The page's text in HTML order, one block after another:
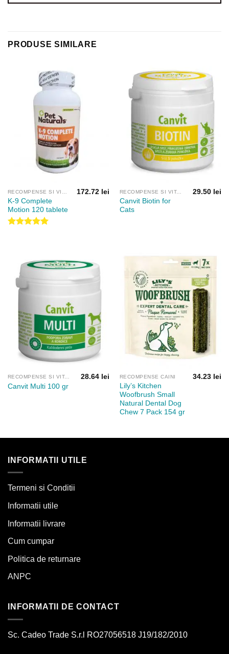
PRODUSE SIMILARE
K-9 Complete
Motion 120 tablete
172.72 lei RECOMPENSE SI VITAMINE
Canvit Biotin for
Cats
29.50 lei
RECOMPENSE SI VITAMINE
Canvit Multi 100 gr
28.64 lei RECOMPENSE CAINI
Lily’s Kitchen
Woofbrush Small
Natural Dental Dog
Chew 7 Pack 154 gr
34.23 lei
INFORMATII UTILE
Termeni si Conditii
Informatii utile
Informatii livrare
Cum cumpar
Politica de returnare
ANPC
INFORMATII DE CONTACT
Sc. Cadeo Trade S.r.l RO27056518 J19/182/2010